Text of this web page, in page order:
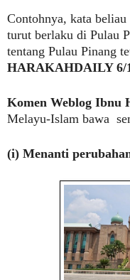
Contohnya, kata
turut berlaku di Pulau
tentang Pulau Pinang
HARAKAHDAILY 6/
Komen Weblog Ibnu
Melayu-Islam bawa
(i) Menanti